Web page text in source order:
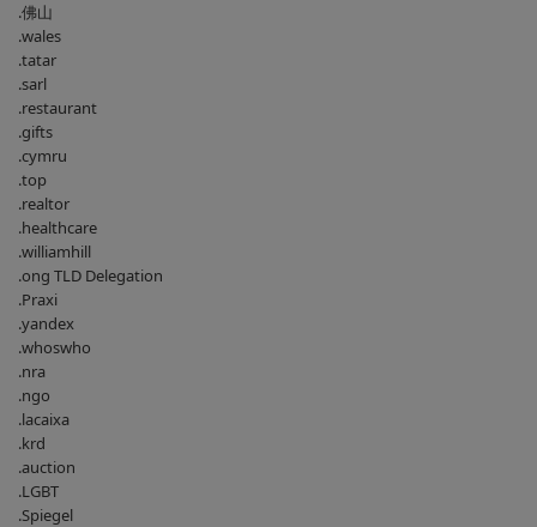
.佛山
.wales
.tatar
.sarl
.restaurant
.gifts
.cymru
.top
.realtor
.healthcare
.williamhill
.ong TLD Delegation
.Praxi
.yandex
.whoswho
.nra
.ngo
.lacaixa
.krd
.auction
.LGBT
.Spiegel